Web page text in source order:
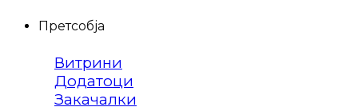
Претсобја
Витрини
Додатоци
Закачалки